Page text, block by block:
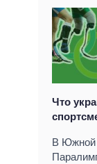
Что
В Южной